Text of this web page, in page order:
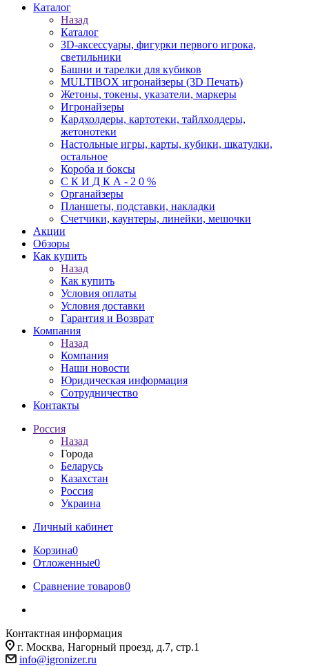
Каталог
Назад
Каталог
3D-аксессуары, фигурки первого игрока,
светильники
Башни и тарелки для кубиков
MULTIBOX игронайзеры (3D Печать)
Жетоны, токены, указатели, маркеры
Игронайзеры
Кардхолдеры, картотеки, тайлхолдеры,
жетонотеки
Настольные игры, карты, кубики, шкатулки,
остальное
Короба и боксы
С К И Д К А - 2 0 %
Органайзеры
Планшеты, подставки, накладки
Счетчики, каунтеры, линейки, мешочки
Акции
Обзоры
Как купить
Назад
Как купить
Условия оплаты
Условия доставки
Гарантия и Возврат
Компания
Назад
Компания
Наши новости
Юридическая информация
Сотрудничество
Контакты
Россия
Назад
Города
Беларусь
Казахстан
Россия
Украина
Личный кабинет
Корзина0
Отложенные0
Сравнение товаров0
Контактная информация
г. Москва, Нагорный проезд, д.7, стр.1
info@igronizer.ru